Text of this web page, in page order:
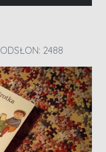
ODSŁON: 2488